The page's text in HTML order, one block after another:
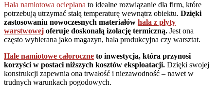
Hala namiotowa ocieplana to idealne rozwiązanie dla firm, które
potrzebują utrzymać stałą temperaturę wewnątrz obiektu. Dzięki
zastosowaniu nowoczesnych materiałów hala z płyty
warstwowej oferuje doskonałą izolację termiczną. Jest ona
często wybierana jako magazyn, hala produkcyjna czy warsztat.
Hale namiotowe całoroczne to inwestycja, która przynosi
korzyści w postaci niższych kosztów eksploatacji. Dzięki swojej
konstrukcji zapewnia ona trwałość i niezawodność – nawet w
trudnych warunkach pogodowych.